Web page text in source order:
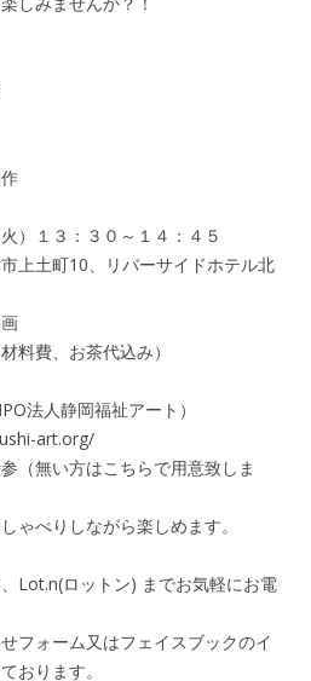
１３：３０～１４：４５
土町10、リバーサイドホテル北
料費、お茶代込み）
法人静岡福祉アート）
art.org/
（無い方はこちらで用意致しま
ゃべりしながら楽しめます。
Lot.n(ロットン) までお気軽にお電
フォーム又はフェイスブックのイ
おります。